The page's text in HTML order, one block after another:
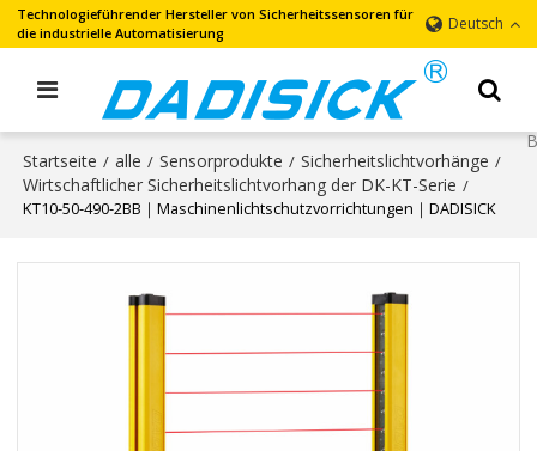
Technologieführender Hersteller von Sicherheitssensoren für
die industrielle Automatisierung
Deutsch
Startseite / alle / Sensorprodukte / Sicherheitslichtvorhänge /
Wirtschaftlicher Sicherheitslichtvorhang der DK-KT-Serie /
KT10-50-490-2BB｜Maschinenlichtschutzvorrichtungen｜DADISICK